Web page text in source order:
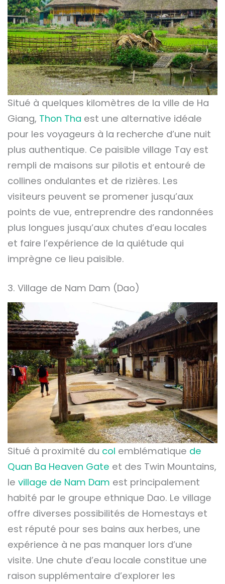
Situé à quelques kilomètres de la ville de Ha
Giang, Thon Tha est une alternative idéale
pour les voyageurs à la recherche d’une nuit
plus authentique. Ce paisible village Tay est
rempli de maisons sur pilotis et entouré de
collines ondulantes et de rizières. Les
visiteurs peuvent se promener jusqu’aux
points de vue, entreprendre des randonnées
plus longues jusqu’aux chutes d’eau locales
et faire l’expérience de la quiétude qui
imprègne ce lieu paisible.
3. Village de Nam Dam (Dao)
Situé à proximité du col emblématique de
Quan Ba Heaven Gate et des Twin Mountains,
le village de Nam Dam est principalement
habité par le groupe ethnique Dao. Le village
offre diverses possibilités de Homestays et
est réputé pour ses bains aux herbes, une
expérience à ne pas manquer lors d’une
visite. Une chute d’eau locale constitue une
raison supplémentaire d’explorer les